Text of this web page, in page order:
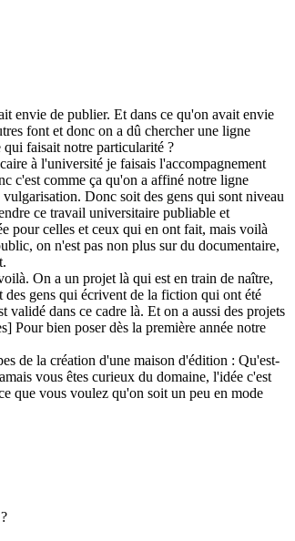
envie de publier. Et dans ce qu'on avait envie
font et donc on a dû chercher une ligne
faisait notre particularité ?
à l'université je faisais l'accompagnement
c'est comme ça qu'on a affiné notre ligne
Donc soit des gens qui sont niveau
ce travail universitaire publiable et
pour celles et ceux qui en ont fait, mais voilà
on n'est pas non plus sur du documentaire,
On a un projet là qui est en train de naître,
des gens qui écrivent de la fiction qui ont été
dans ce cadre là. Et on a aussi des projets
Pour bien poser dès la première année notre
de la création d'une maison d'édition : Qu'est-
vous êtes curieux du domaine, l'idée c'est
que vous voulez qu'on soit un peu en mode